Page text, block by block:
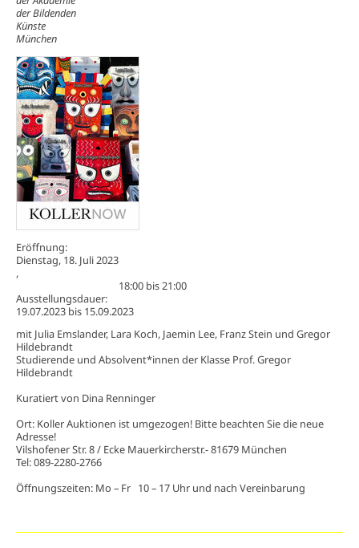
der Bildenden
Künste
München
Eröffnung:
Dienstag, 18. Juli 2023
,
18:00 bis21:00
Ausstellungsdauer:
19.07.2023 bis 15.09.2023
mit Julia Emslander, Lara Koch, Jaemin Lee, Franz Stein und Gregor
Hildebrandt
Studierende und Absolvent*innen der Klasse Prof. Gregor
Hildebrandt
Kuratiert von Dina Renninger
Ort: Koller Auktionen ist umgezogen! Bitte beachten Sie die neue
Adresse!
Vilshofener Str. 8 / Ecke Mauerkircherstr.- 81679 München
Tel: 089-2280-2766
Öffnungszeiten: Mo – Fr 10 – 17 Uhr und nach Vereinbarung